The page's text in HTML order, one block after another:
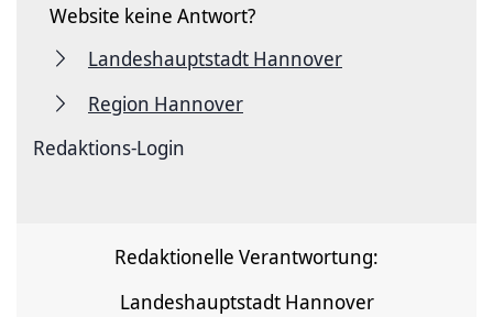
Website keine Antwort?
Landeshauptstadt Hannover
Region Hannover
Redaktions-Login
Redaktionelle Verantwortung:
Landeshauptstadt Hannover